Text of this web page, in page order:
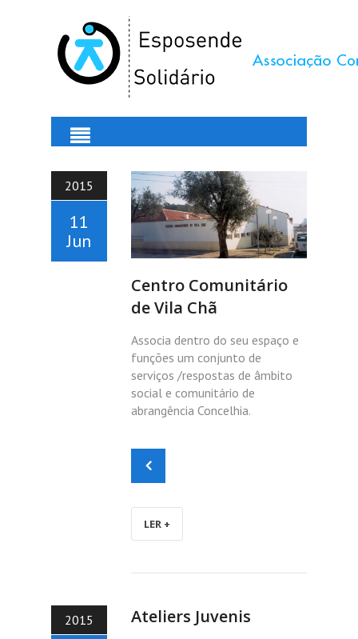
2015
11
Jun
Centro Comunitário
de Vila Chã
Associa dentro do seu espaço e
funções um conjunto de
serviços /respostas de âmbito
social e comunitário de
abrangência Concelhia.
LER +
2015 Ateliers Juvenis